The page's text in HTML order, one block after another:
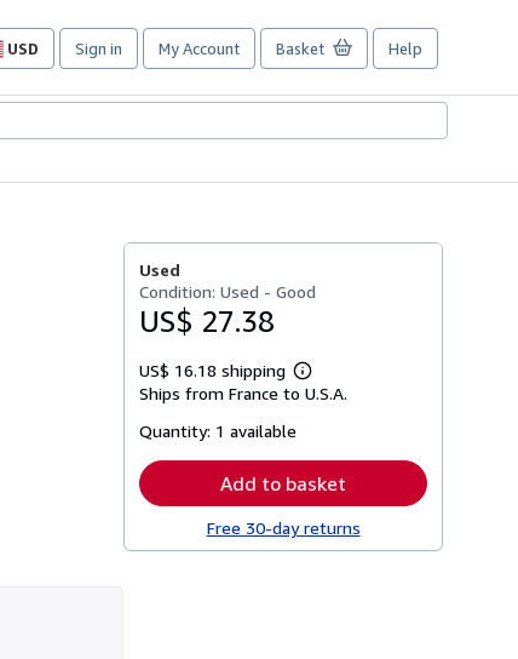
USD
Site
preferences
Sign in My Account Basket Help
Used
Condition: Used - Good
US$ 27.38
US$ 16.18 shipping
Learn
more
Ships from France to U.S.A.
Quantity: 1 available
Add to basket
Free 30-day returns